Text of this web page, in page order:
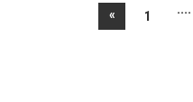
« 1 ....